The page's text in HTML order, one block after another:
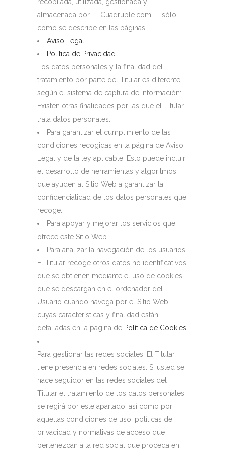
almacenada por — Cuadruple.com — sólo
como se describe en las páginas:
Aviso Legal
Política de Privacidad
Los datos personales y la finalidad del
tratamiento por parte del Titular es diferente
según el sistema de captura de información:
Existen otras finalidades por las que el Titular
trata datos personales:
Para garantizar el cumplimiento de las
condiciones recogidas en la página de Aviso
Legal y de la ley aplicable. Esto puede incluir
el desarrollo de herramientas y algoritmos
que ayuden al Sitio Web a garantizar la
confidencialidad de los datos personales que
recoge.
Para apoyar y mejorar los servicios que
ofrece este Sitio Web.
Para analizar la navegación de los usuarios.
El Titular recoge otros datos no identificativos
que se obtienen mediante el uso de cookies
que se descargan en el ordenador del
Usuario cuando navega por el Sitio Web
cuyas características y finalidad están
detalladas en la página de Política de Cookies
Para gestionar las redes sociales. El Titular
tiene presencia en redes sociales. Si usted se
hace seguidor en las redes sociales del
Titular el tratamiento de los datos personales
se regirá por este apartado, así como por
aquellas condiciones de uso, políticas de
privacidad y normativas de acceso que
pertenezcan a la red social que proceda en